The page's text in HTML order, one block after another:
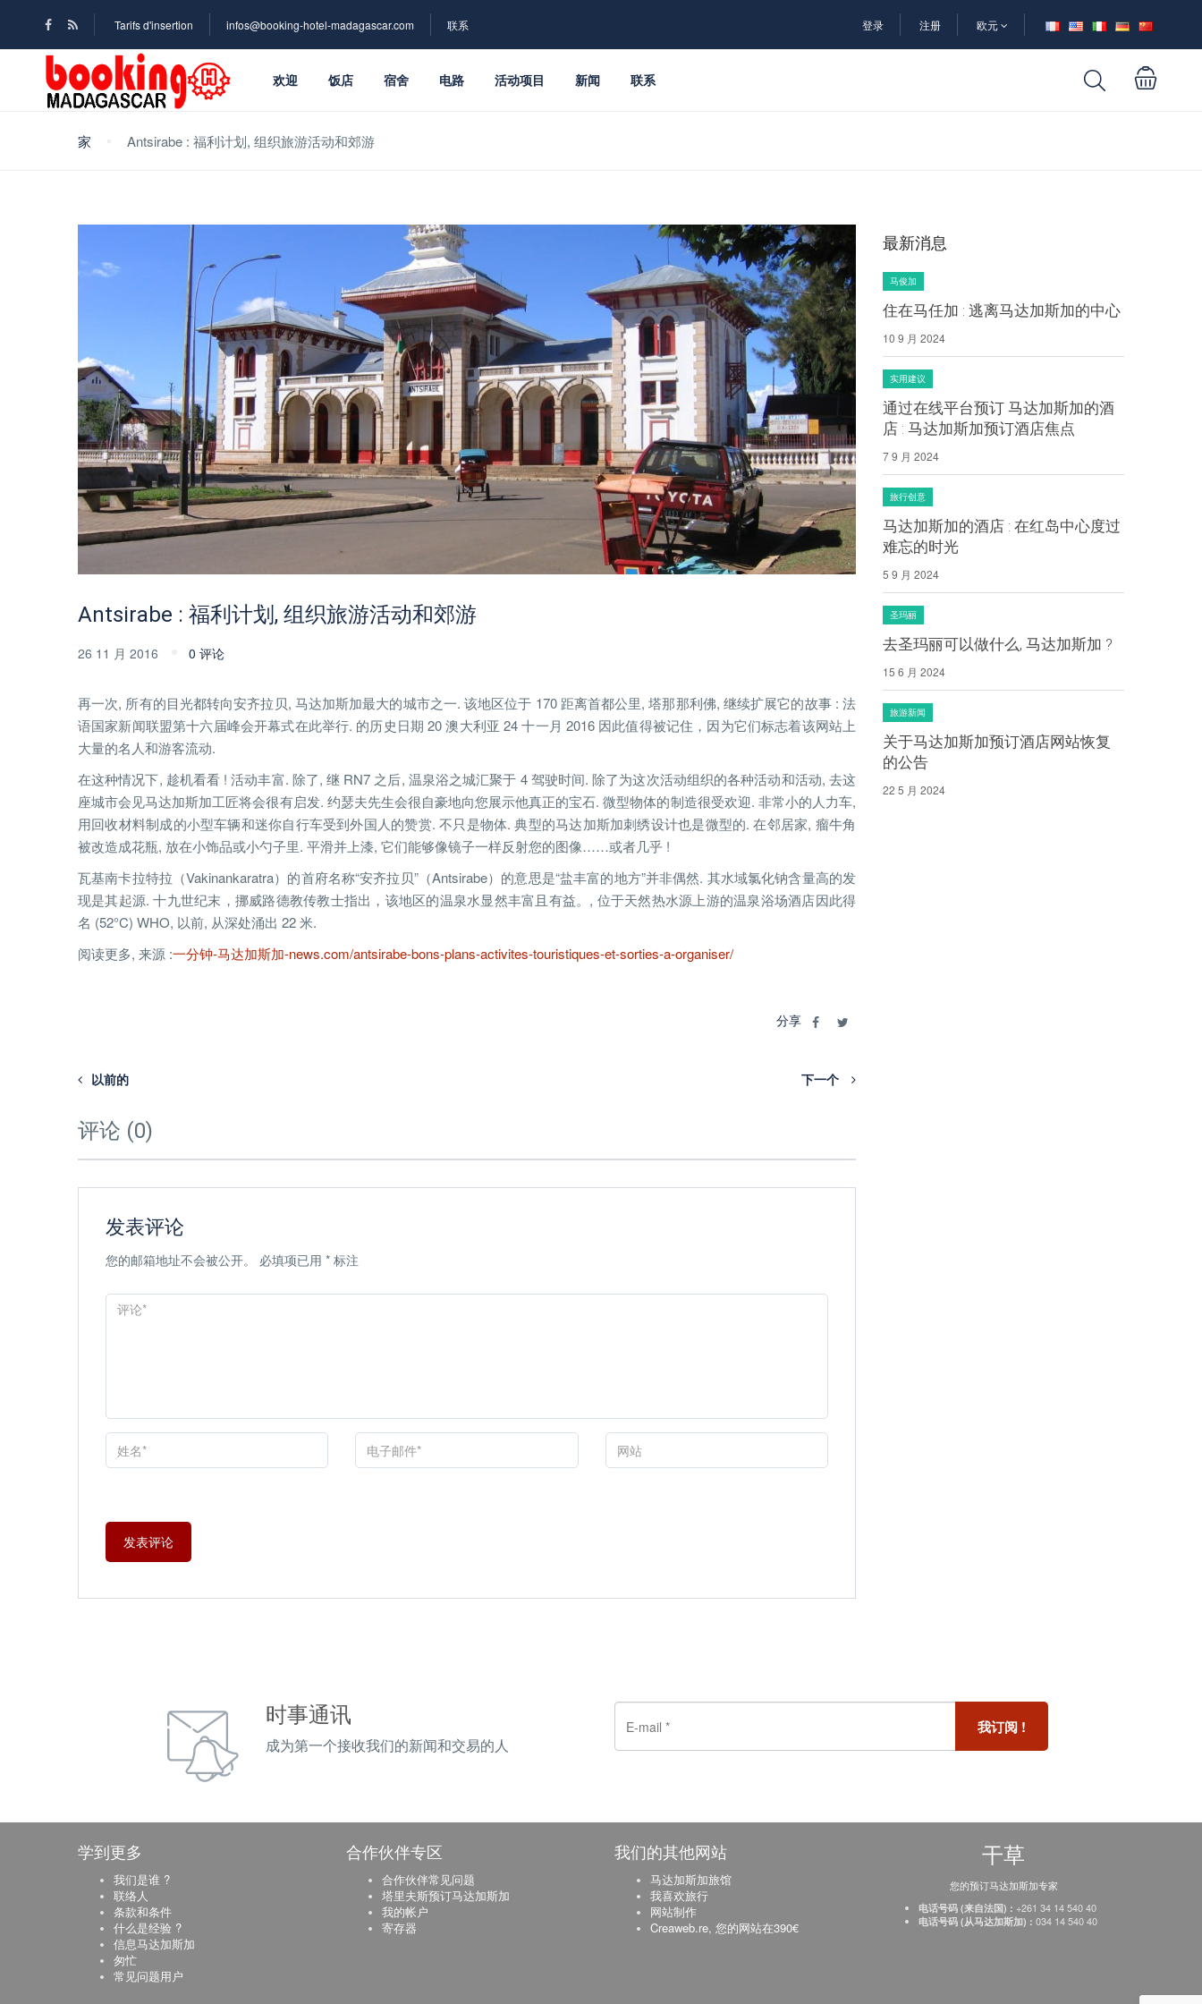
Tarifs d'insertion infos@booking-hotel-madagascar.com 联系 登录 注册 欧元
欢迎 饭店 宿舍 电路 活动项目 新闻 联系
家 Antsirabe : 福利计划, 组织旅游活动和郊游
Antsirabe : 福利计划, 组织旅游活动和郊游
26 11 月 2016 0 评论
再一次, 所有的目光都转向安齐拉贝, 马达加斯加最大的城市之一. 该地区位于 170 距离首都公里, 塔那那利佛, 继续扩展它的故事 : 法
语国家新闻联盟第十六届峰会开幕式在此举行. 的历史日期 20 澳大利亚 24 十一月 2016 因此值得被记住，因为它们标志着该网站上
大量的名人和游客流动.
在这种情况下, 趁机看看 ! 活动丰富. 除了, 继 RN7 之后, 温泉浴之城汇聚于 4 驾驶时间. 除了为这次活动组织的各种活动和活动, 去这
座城市会见马达加斯加工匠将会很有启发. 约瑟夫先生会很自豪地向您展示他真正的宝石. 微型物体的制造很受欢迎. 非常小的人力车,
用回收材料制成的小型车辆和迷你自行车受到外国人的赞赏. 不只是物体. 典型的马达加斯加刺绣设计也是微型的. 在邻居家, 瘤牛角
被改造成花瓶, 放在小饰品或小勺子里. 平滑并上漆, 它们能够像镜子一样反射您的图像……或者几乎 !
瓦基南卡拉特拉（Vakinankaratra）的首府名称“安齐拉贝”（Antsirabe）的意思是“盐丰富的地方”并非偶然. 其水域氯化钠含量高的发
现是其起源. 十九世纪末，挪威路德教传教士指出，该地区的温泉水显然丰富且有益。, 位于天然热水源上游的温泉浴场酒店因此得
名 (52°C) WHO, 以前, 从深处涌出 22 米.
阅读更多, 来源 :一分钟-马达加斯加-news.com/antsirabe-bons-plans-activites-touristiques-et-sorties-a-organiser/
分享
以前的 下一个
评论 (0)
发表评论
您的邮箱地址不会被公开。 必填项已用 * 标注
最新消息
马俊加
住在马任加 : 逃离马达加斯加的中心
10 9 月 2024
实用建议
通过在线平台预订 马达加斯加的酒
店 : 马达加斯加预订酒店焦点
7 9 月 2024
旅行创意
马达加斯加的酒店 : 在红岛中心度过
难忘的时光
5 9 月 2024
圣玛丽
去圣玛丽可以做什么, 马达加斯加 ?
15 6 月 2024
旅游新闻
关于马达加斯加预订酒店网站恢复
的公告
22 5 月 2024
时事通讯
成为第一个接收我们的新闻和交易的人
学到更多
我们是谁 ?
联络人
条款和条件
什么是经验 ?
信息马达加斯加
匆忙
常见问题用户
合作伙伴专区
合作伙伴常见问题
塔里夫斯预订马达加斯加
我的帐户
寄存器
我们的其他网站
马达加斯加旅馆
我喜欢旅行
网站制作
Creaweb.re, 您的网站在390€
干草
您的预订马达加斯加专家
电话号码 (来自法国) : +261 34 14 540 40
电话号码 (从马达加斯加) : 034 14 540 40